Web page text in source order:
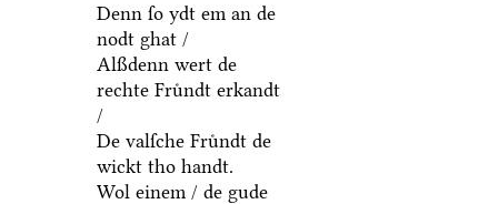
Denn ſo ydt em an de
nodt ghat /
Alßdenn wert de
rechte Fruͤndt erkandt
/
De valſche Fruͤndt de
wickt tho handt.
Wol einem / de gude